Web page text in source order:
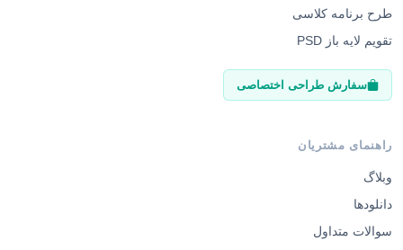
طرح برنامه کلاسی
تقویم لایه باز PSD
سفارش طراحی اختصاصی
راهنمای مشتریان
وبلاگ
دانلودها
سوالات متداول